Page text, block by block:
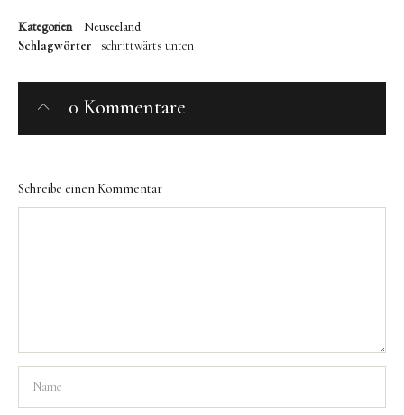
Kategorien Neuseeland
Schlagwörter schrittwärts unten
0 Kommentare
Schreibe einen Kommentar